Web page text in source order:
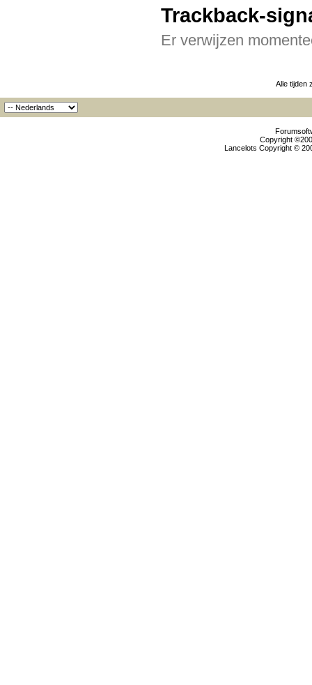
Trackback-
Er verwijzen
Alle tijden
Copyright
Lancelots Copyright ©